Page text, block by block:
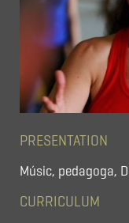
PRESENTATION
Músic, pedagoga,
CURRICULUM